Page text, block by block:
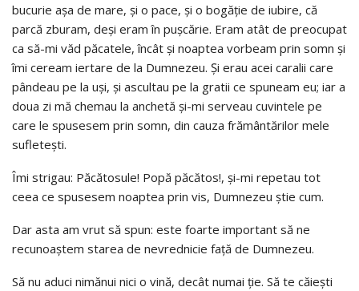
bucurie așa de mare, și o pace, și o bogăție de iubire, că
parcă zburam, deși eram în pușcărie. Eram atât de preocupat
ca să-mi văd păcatele, încât și noaptea vorbeam prin somn și
îmi ceream iertare de la Dumnezeu. Și erau acei caralii care
pândeau pe la uși, și ascultau pe la gratii ce spuneam eu; iar a
doua zi mă chemau la anchetă și-mi serveau cuvintele pe
care le spusesem prin somn, din cauza frământărilor mele
sufletești.
Îmi strigau: Păcătosule! Popă păcătos!, și-mi repetau tot
ceea ce spusesem noaptea prin vis, Dumnezeu știe cum.
Dar asta am vrut să spun: este foarte important să ne
recunoaștem starea de nevrednicie față de Dumnezeu.
Să nu aduci nimănui nici o vină, decât numai ție. Să te căiești